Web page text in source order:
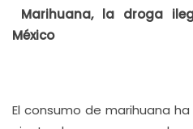
Marihuana, la droga
México
El consumo de marihuana